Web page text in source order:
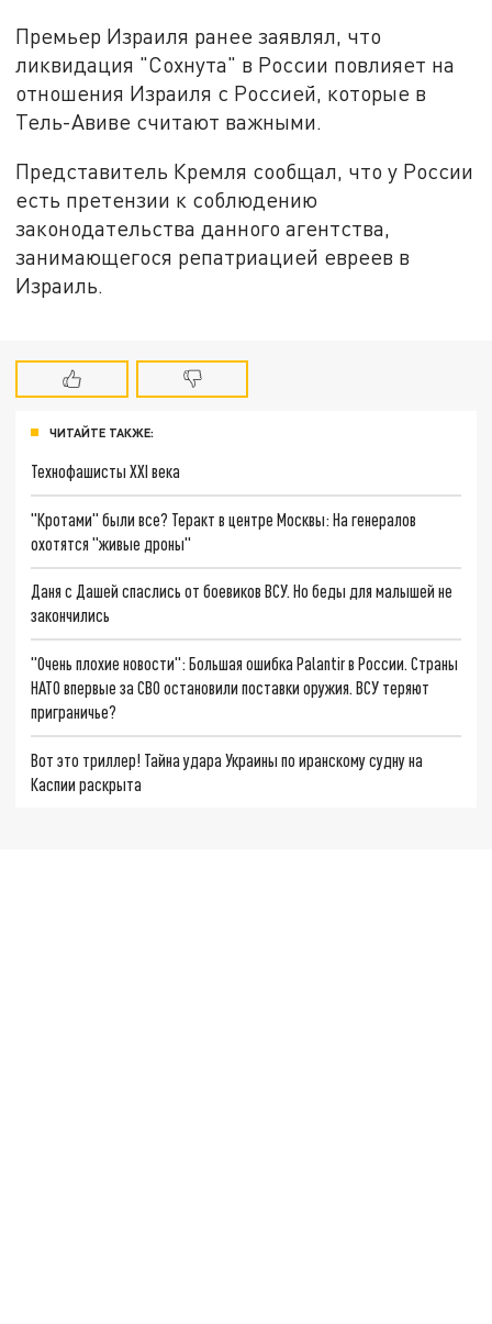
Премьер Израиля ранее заявлял, что
ликвидация "Сохнута" в России повлияет на
отношения Израиля с Россией, которые в
Тель-Авиве считают важными.
Представитель Кремля сообщал, что у России
есть претензии к соблюдению
законодательства данного агентства,
занимающегося репатриацией евреев в
Израиль.
ЧИТАЙТЕ ТАКЖЕ:
Технофашисты XXI века
"Кротами" были все? Теракт в центре Москвы: На генералов
охотятся "живые дроны"
Даня с Дашей спаслись от боевиков ВСУ. Но беды для малышей не
закончились
"Очень плохие новости": Большая ошибка Palantir в России. Страны
НАТО впервые за СВО остановили поставки оружия. ВСУ теряют
приграничье?
Вот это триллер! Тайна удара Украины по иранскому судну на
Каспии раскрыта